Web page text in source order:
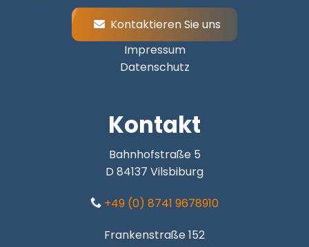
Kontaktieren Sie uns
Impressum
Datenschutz
Kontakt
Bahnhofstraße 5
D 84137 Vilsbiburg
+49 (0) 8741 9678910
Frankenstraße 152